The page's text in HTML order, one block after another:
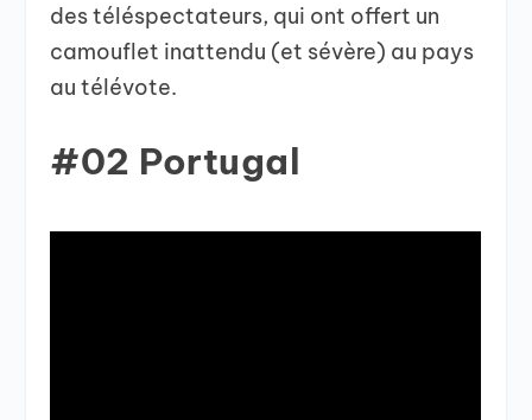
des téléspectateurs, qui ont offert un
camouflet inattendu (et sévère) au pays
au télévote.
#02 Portugal